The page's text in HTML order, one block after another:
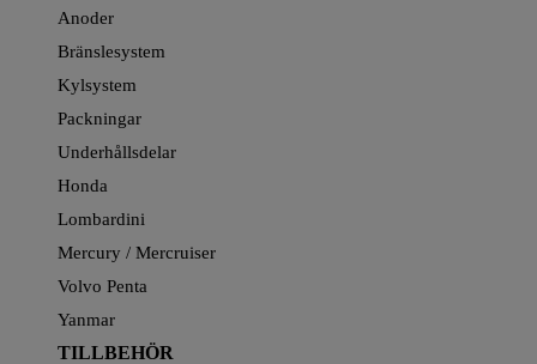
Anoder
Bränslesystem
Kylsystem
Packningar
Underhållsdelar
Honda
Lombardini
Mercury / Mercruiser
Volvo Penta
Yanmar
TILLBEHÖR